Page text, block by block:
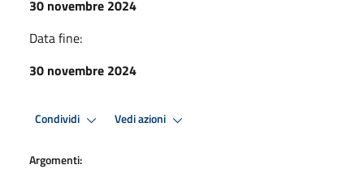
30 novembre 2024
Data fine:
30 novembre 2024
Condividi Vedi azioni
Argomenti: